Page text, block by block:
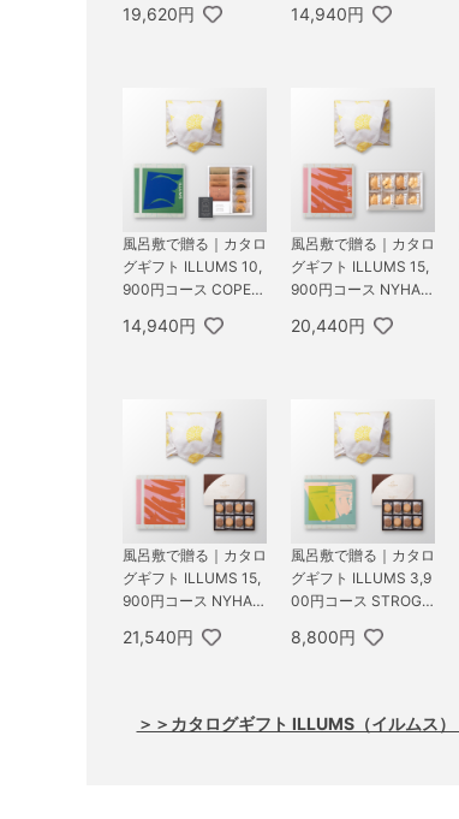
オリガミ パーソナル
19,620円
中セットD
14,940円
風呂敷で贈る｜カタロ
グギフト ILLUMS 10,
900円コース COPEN
テール Speciality Cof
14,940円
風呂敷で贈る｜カタロ
グギフト ILLUMS 15,
900円コース NYHAV
ットD
20,440円
風呂敷で贈る｜カタロ
グギフト ILLUMS 15,
900円コース NYHAV
バ ラングドシャクッ
21,540円
風呂敷で贈る｜カタロ
グギフト ILLUMS 3,9
00円コース STROGE
バ ラングドシャクッ
8,800円
＞＞カタログギフト ILLUMS（イルムス